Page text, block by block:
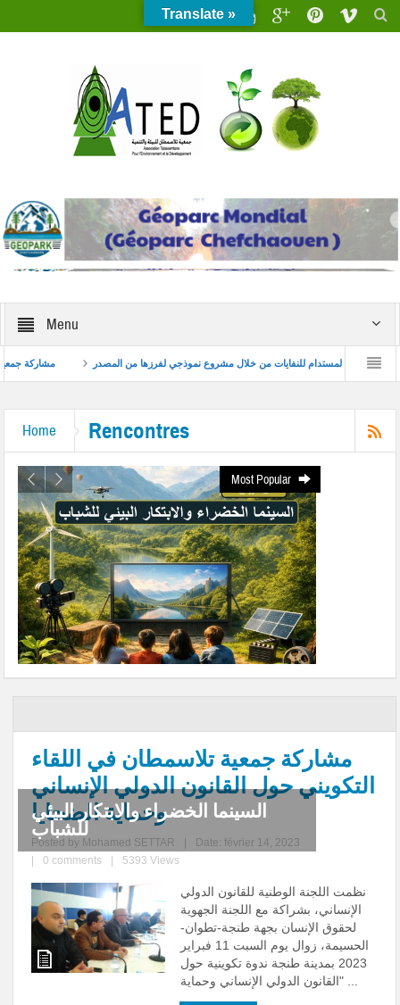
Menu
تعزيز التدبير المستدام للنفايات من خلال مشروع نموذجي لفرزها من البيئي للشباب
Home Rencontres
Most Popular
دورة تكوينية حول مقاربة النوع
والمساواة بين الجنسين
مشاركة جمعية تلاسمطان في اللقاء
التكويني حول القانون الدولي الإنساني
وحماية الضحايا
Posted by Mohamed SETTAR
Date: février 14, 2023
0 comments 5393 Views
نظمت اللجنة الوطنية للقانون الدولي
الإنساني، بشراكة مع اللجنة الجهوية
لحقوق الإنسان بجهة طنجة-تطوان-
الحسيمة، زوال يوم السبت 11 فبراير
2023 بمدينة طنجة ندوة تكوينية حول
Translate »